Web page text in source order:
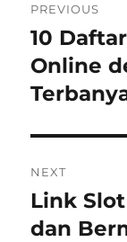
pos
PREVIOUS
Previous
post:
10
Online
NEXT
Next
post:
Link
dan